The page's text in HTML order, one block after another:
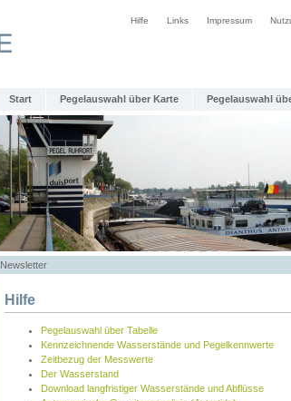
Hilfe Links Impressum
Start Pegelauswahl über Karte Pegelauswahl
Newsletter
Hilfe
Pegelauswahl über Tabelle
Kennzeichnende Wasserstände und Pegelkennwerte
Zeitbezug der Messwerte
Der Wasserstand
Download langfristiger Wasserstände und Abflüsse